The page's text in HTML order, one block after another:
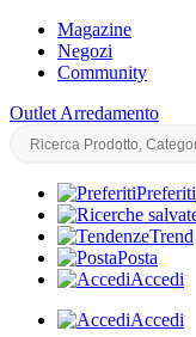
Magazine
Negozi
Community
Outlet Arredamento
Preferiti
Trend
Posta
Accedi
Accedi